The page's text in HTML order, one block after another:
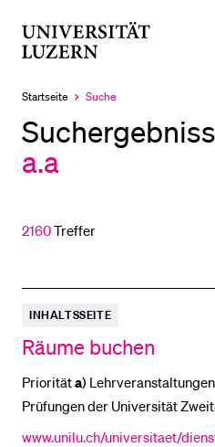
Startseite
Aktuell
Suche
a.a
2160Treffer
INHALTSSEITE
Räume buchen
Prioritäta)
Prüfungen der Universität
Veranstaltungen der
www.unilu.ch/universitaet/
LETZTE SUCHEN
DIE UNI FÜR…
Schulklassen und
Alumni
Stellensuchende
Förderer
Medien